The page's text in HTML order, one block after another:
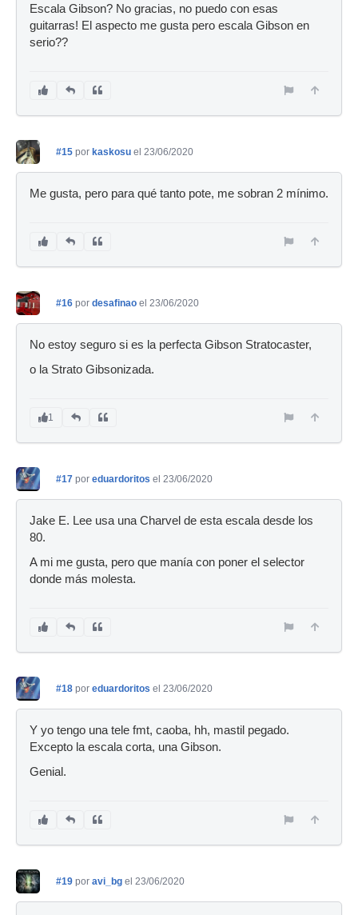
Escala Gibson? No gracias, no puedo con esas
guitarras! El aspecto me gusta pero escala Gibson en
serio??
#15 por kaskosu el 23/06/2020
Me gusta, pero para qué tanto pote, me sobran 2 mínimo.
#16 por desafinao el 23/06/2020
No estoy seguro si es la perfecta Gibson Stratocaster,
o la Strato Gibsonizada.
1
#17 por eduardoritos el 23/06/2020
Jake E. Lee usa una Charvel de esta escala desde los
80.
A mi me gusta, pero que manía con poner el selector
donde más molesta.
#18 por eduardoritos el 23/06/2020
Y yo tengo una tele fmt, caoba, hh, mastil pegado.
Excepto la escala corta, una Gibson.
Genial.
#19 por avi_bg el 23/06/2020